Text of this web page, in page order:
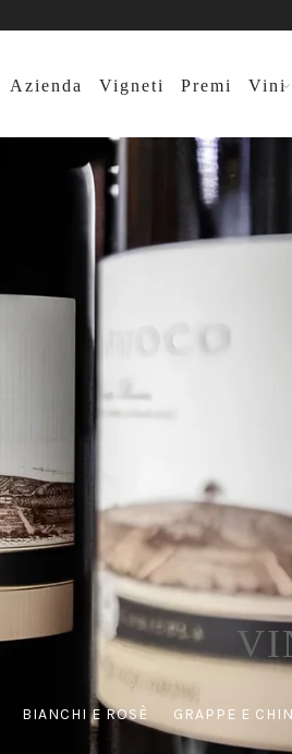
Azienda Vigneti Premi Vini
BIANCHI E ROSÈ GRAPPE E